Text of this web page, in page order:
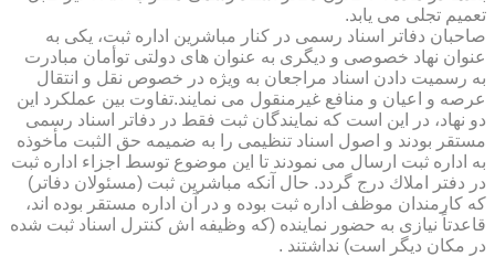
تعمیم تجلی می یابد.
صاحبان دفاتر اسناد رسمی در كنار مباشرین اداره ثبت، یكی به
عنوان نهاد خصوصی و دیگری به عنوان های دولتی توأمان مبادرت
به رسمیت دادن اسناد مراجعان به ویژه در خصوص نقل و انتقال
عرصه و اعیان و منافع غیرمنقول می نمایند.تفاوت بین عملكرد این
دو نهاد، در این است كه نمایندگان ثبت فقط در دفاتر اسناد رسمی
مستقر بودند و اصول اسناد تنظیمی را به ضمیمه حق الثبت مأخوذه
به اداره ثبت ارسال می نمودند تا این موضوع توسط اجزاء اداره ثبت
در دفتر املاك درج گردد. حال آنكه مباشرین ثبت (مسئولان دفاتر)
كه كارمندان موظف اداره ثبت بوده و در آن اداره مستقر بوده اند،
قاعدتاً نیازی به حضور نماینده (كه وظیفه اش كنترل اسناد ثبت شده
در مكان دیگر است) نداشتند .